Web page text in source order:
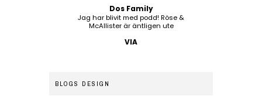
Dos Family
Jag har blivit med podd! Röse &
McAllister är äntligen ute
VIA
BLOGS DESIGN